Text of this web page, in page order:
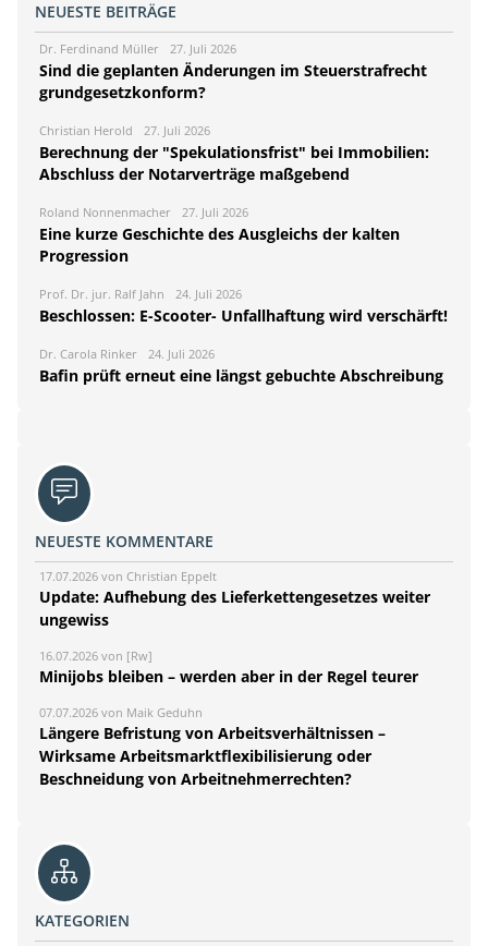
NEUESTE BEITRÄGE
Dr. Ferdinand Müller 27. Juli 2026
Sind die geplanten Änderungen im Steuerstrafrecht
grundgesetzkonform?
Christian Herold 27. Juli 2026
Berechnung der "Spekulationsfrist" bei Immobilien:
Abschluss der Notarverträge maßgebend
Roland Nonnenmacher 27. Juli 2026
Eine kurze Geschichte des Ausgleichs der kalten
Progression
Prof. Dr. jur. Ralf Jahn 24. Juli 2026
Beschlossen: E-Scooter- Unfallhaftung wird verschärft!
Dr. Carola Rinker 24. Juli 2026
Bafin prüft erneut eine längst gebuchte Abschreibung
NEUESTE KOMMENTARE
17.07.2026 von Christian Eppelt
Update: Aufhebung des Lieferkettengesetzes weiter
ungewiss
16.07.2026 von [Rw]
Minijobs bleiben – werden aber in der Regel teurer
07.07.2026 von Maik Geduhn
Längere Befristung von Arbeitsverhältnissen –
Wirksame Arbeitsmarktflexibilisierung oder
Beschneidung von Arbeitnehmerrechten?
KATEGORIEN